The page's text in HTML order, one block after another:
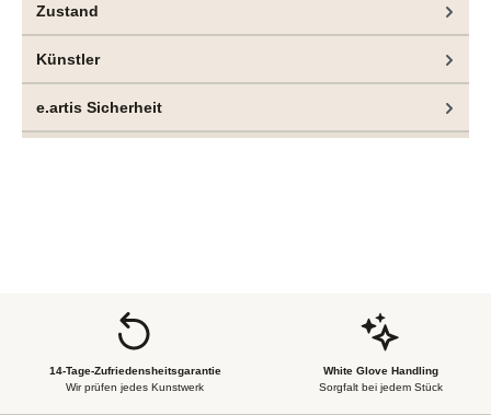
Zustand
Künstler
e.artis Sicherheit
14-Tage-Zufriedensheitsgarantie
Wir prüfen jedes Kunstwerk
White Glove Handling
Sorgfalt bei jedem Stück